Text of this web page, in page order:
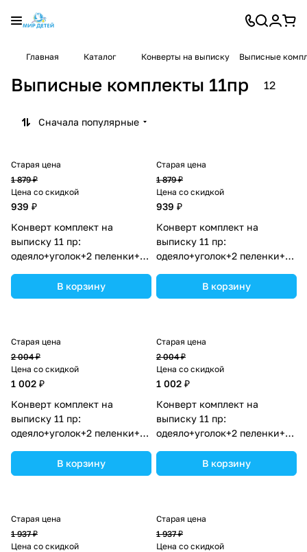
Главная Каталог Конверты на выписку Выписные
Выписные комплекты 11пр 12
Сначала популярные
Старая цена
1 879 ₽
Цена со скидкой
939 ₽
Конверт комплект на
выписку 11 пр:
одеяло+уголок+2 пеленки+3
(№1887б-2-1_о_05) цвета в
ассортименте.
В корзину
Старая цена
1 879 ₽
Цена со скидкой
939 ₽
Конверт комплект на
выписку 11 пр:
одеяло+уголок+2 пеленки+3
(№1887б-2-1_о_03) цвета в
ассортименте.
В корзину
Старая цена
2 004 ₽
Цена со скидкой
1 002 ₽
Конверт комплект на
выписку 11 пр:
одеяло+уголок+2 пеленки+3
(№1887б-2-2_о_03) цвета в
ассортименте.
В корзину
Старая цена
2 004 ₽
Цена со скидкой
1 002 ₽
Конверт комплект на
выписку 11 пр:
одеяло+уголок+2 пеленки+3
(№1887б-2-2_о) цвета в
ассортименте.
В корзину
Старая цена
1 937 ₽
Цена со скидкой
Старая цена
1 937 ₽
Цена со скидкой